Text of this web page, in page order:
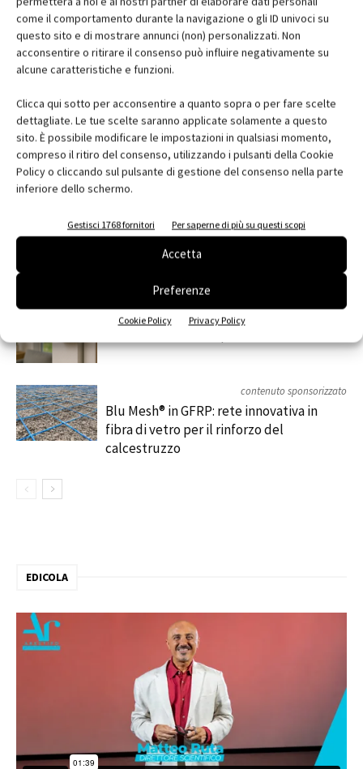
come il comportamento durante la navigazione o gli ID univoci su
questo sito e di mostrare annunci (non) personalizzati. Non
acconsentire o ritirare il consenso può influire negativamente su
alcune caratteristiche e funzioni.
Clicca qui sotto per acconsentire a quanto sopra o per fare scelte
dettagliate. Le tue scelte saranno applicate solamente a questo
sito. È possibile modificare le impostazioni in qualsiasi momento,
compreso il ritiro del consenso, utilizzando i pulsanti della Cookie
Policy o cliccando sul pulsante di gestione del consenso nella parte
inferiore dello schermo.
Gestisci 1768 fornitori Per saperne di più su questi scopi
Accetta
Preferenze
Cookie Policy Privacy Policy
foro finestra
Gruppo ALPAC
monoblocchi prefabbricati
riqualificazione
serramentisti
Facebook Twitter Pinterest
MYCOMFORT TOUCH: il comando evoluto
per una gestione intuitiva del fan coil
Automazione e sensori: la tecnologia che
contenuto sponsorizzato
Blu Mesh® in GFRP: rete innovativa in
fibra di vetro per il rinforzo del
calcestruzzo
EDICOLA